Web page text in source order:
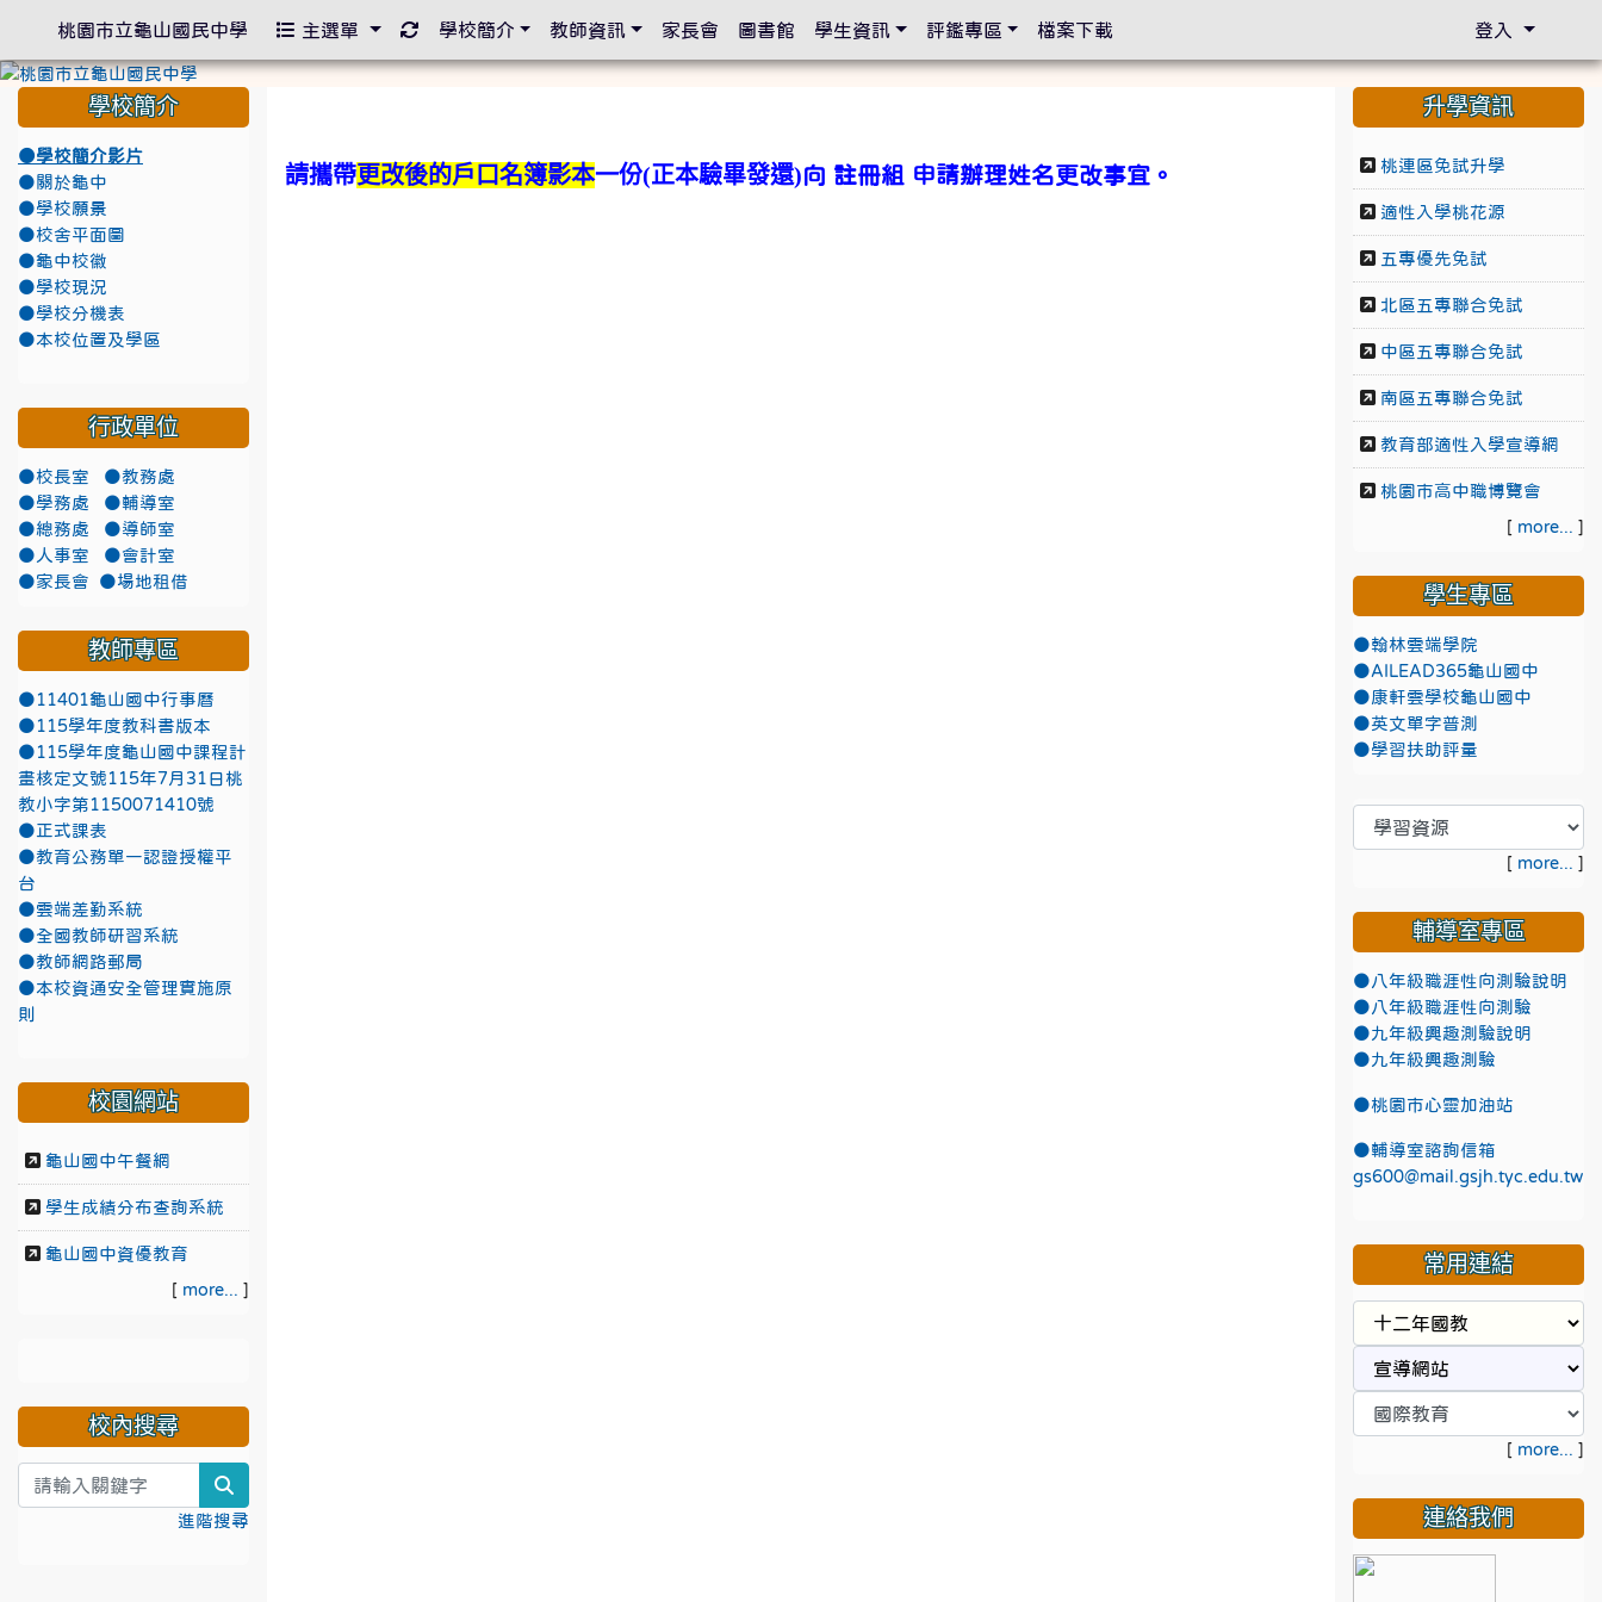
請攜帶更改後的戶口名簿影本一份(正本驗畢發還)向 註冊組 申請辦理姓名更改事宜。
學校簡介
●學校簡介影片
●關於龜中
●學校願景
●校舍平面圖
●龜中校徽
●學校現況
●學校分機表
●本校位置及學區
行政單位
●校長室
●教務處
●學務處
●輔導室
●總務處
●導師室
●人事室
●會計室
●家長會
●場地租借
教師專區
●11401龜山國中行事曆
●115學年度教科書版本
●115學年度龜山國中課程計
畫核定文號115年7月31日桃
教小字第1150071410號
●正式課表
●教育公務單一認證授權平
台
●雲端差勤系統
●全國教師研習系統
●教師網路郵局
●本校資通安全管理實施原
則
校園網站
龜山國中午餐網
學生成績分布查詢系統
龜山國中資優教育
[ more... ]
校內搜尋
進階搜尋
升學資訊
桃連區免試升學
適性入學桃花源
五專優先免試
北區五專聯合免試
中區五專聯合免試
南區五專聯合免試
教育部適性入學宣導網
桃園市高中職博覽會
[ more... ]
學生專區
●翰林雲端學院
●AILEAD365龜山國中
●康軒雲學校龜山國中
●英文單字普測
●學習扶助評量
[ more... ]
輔導室專區
●八年級職涯性向測驗說明
●八年級職涯性向測驗
●九年級興趣測驗說明
●九年級興趣測驗
●桃園市心靈加油站
●輔導室諮詢信箱
gs600@mail.gsjh.tyc.edu.tw
常用連結
[ more... ]
連絡我們
桃園市立龜山國民中學 主選單 重新取得佈景設定
學校簡介 教師資訊 家長會 圖書館 學生資訊 評鑑專區 檔案下載 登入